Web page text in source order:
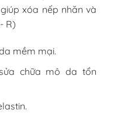
xóa nếp nhăn và
R)
mềm mại.
chữa mô da tổn